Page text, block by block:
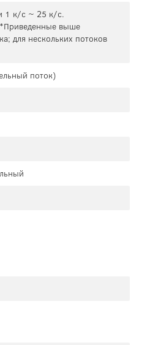
1 к/с ~ 25 к/с.
выше
для нескольких потоков
поток)